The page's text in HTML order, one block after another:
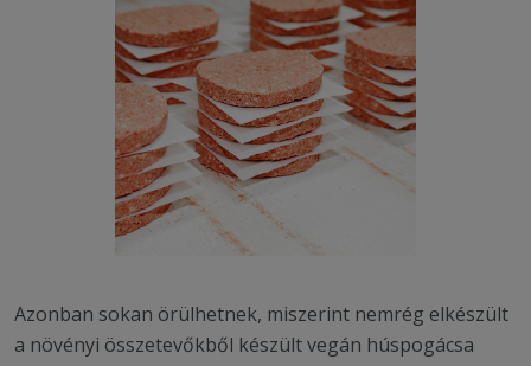
Azonban sokan örülhetnek, miszerint nemrég elkészült
a növényi összetevőkből készült vegán húspogácsa